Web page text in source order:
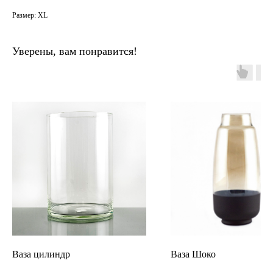
Размер: XL
Уверены, вам понравится!
Ваза цилиндр Ваза Шоко